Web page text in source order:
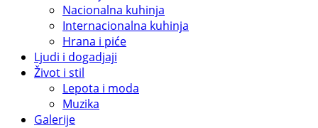
Nacionalna kuhinja
Internacionalna kuhinja
Hrana i piće
Ljudi i dogadjaji
Život i stil
Lepota i moda
Muzika
Galerije